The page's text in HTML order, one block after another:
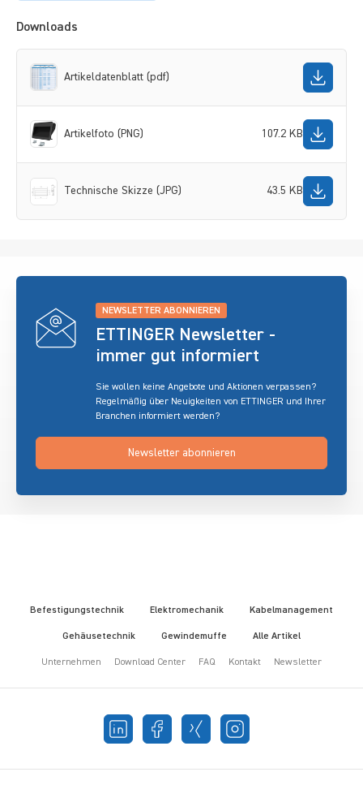
Downloads
Artikeldatenblatt (pdf)
Artikelfoto (PNG) 107.2 KB
Technische Skizze (JPG) 43.5 KB
NEWSLETTER ABONNIEREN
ETTINGER Newsletter -
immer gut informiert
Sie wollen keine Angebote und Aktionen verpassen?
Regelmäßig über Neuigkeiten von ETTINGER und Ihrer
Branchen informiert werden?
Newsletter abonnieren
Befestigungstechnik Elektromechanik Kabelmanagement
Gehäusetechnik Gewindemuffe Alle Artikel
Unternehmen Download Center FAQ Kontakt Newsletter